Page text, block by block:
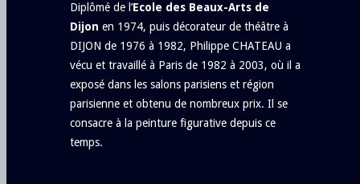
Diplômé de l’Ecole des Beaux-Arts de
Dijon en 1974, puis décorateur de théâtre à
DIJON de 1976 à 1982, Philippe CHATEAU a
vécu et travaillé à Paris de 1982 à 2003, où il a
exposé dans les salons parisiens et région
parisienne et obtenu de nombreux prix. Il se
consacre à la peinture figurative depuis ce
temps.